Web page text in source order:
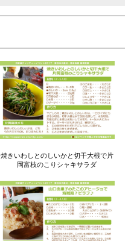
焼きいわしとのしいかと切干大根で片
岡富枝のこりシャキサラダ